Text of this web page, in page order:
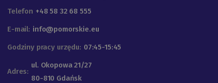
Telefon +48 58 32 68 555
E-mail: info@pomorskie.eu
Godziny pracy urzędu: 07:45-15:45
Adres:
ul. Okopowa 21/27
80-810 Gdańsk